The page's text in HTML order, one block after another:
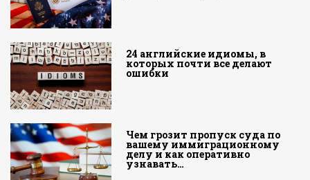
24 английские идиомы, в
которых почти все делают
ошибки
Чем грозит пропуск суда по
вашему иммиграционному
делу и как оперативно
узнавать…